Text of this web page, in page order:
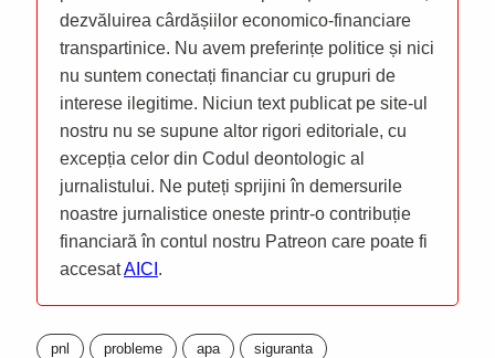
dezvăluirea cârdășiilor economico-financiare
transpartinice. Nu avem preferințe politice și nici
nu suntem conectați financiar cu grupuri de
interese ilegitime. Niciun text publicat pe site-ul
nostru nu se supune altor rigori editoriale, cu
excepția celor din Codul deontologic al
jurnalistului. Ne puteți sprijini în demersurile
noastre jurnalistice oneste printr-o contribuție
financiară în contul nostru Patreon care poate fi
accesatAICI .
pnl probleme apa siguranta